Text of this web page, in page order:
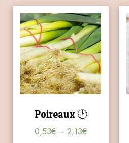
Poireaux 🕑
0,53€ – 2,13€